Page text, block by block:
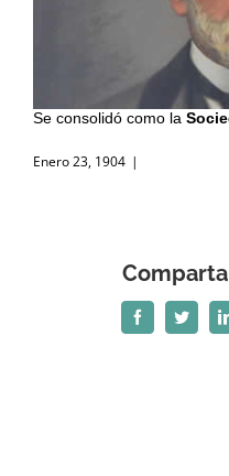
Se consolidó como la
Enero 23, 1904 |
FacebookTwitter